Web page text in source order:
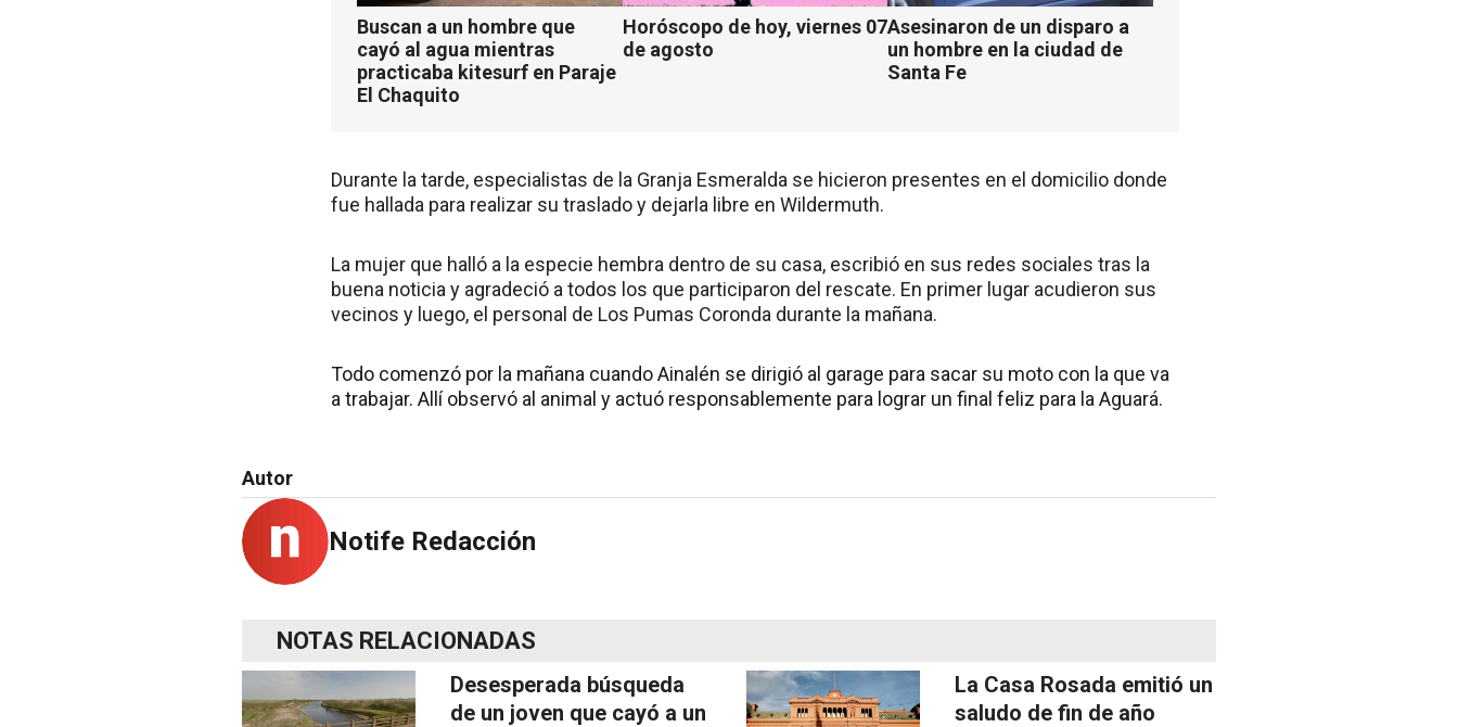
Buscan a un hombre que
cayó al agua mientras
practicaba kitesurf en Paraje
El Chaquito
Horóscopo de hoy, viernes 07
de agosto
Asesinaron de un disparo a
un hombre en la ciudad de
Santa Fe
Durante la tarde, especialistas de la Granja Esmeralda se hicieron presentes en el domicilio donde
fue hallada para realizar su traslado y dejarla libre en Wildermuth.
La mujer que halló a la especie hembra dentro de su casa, escribió en sus redes sociales tras la
buena noticia y agradeció a todos los que participaron del rescate. En primer lugar acudieron sus
vecinos y luego, el personal de Los Pumas Coronda durante la mañana.
Todo comenzó por la mañana cuando Ainalén se dirigió al garage para sacar su moto con la que va
a trabajar. Allí observó al animal y actuó responsablemente para lograr un final feliz para la Aguará.
Autor
Notife Redacción
NOTAS RELACIONADAS
Desesperada búsqueda
de un joven que cayó a un
La Casa Rosada emitió un
saludo de fin de año